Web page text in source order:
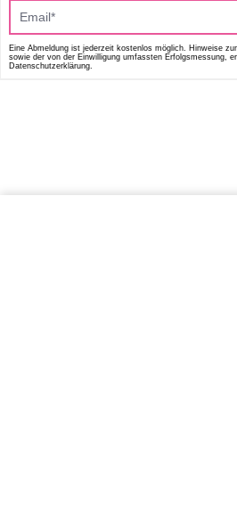
Eine Abmeldung ist jederzeit kostenlos möglich. Hinweise
sowie der von der Einwilligung umfassten Erfolgsmessung,
Datenschutzerklärung.